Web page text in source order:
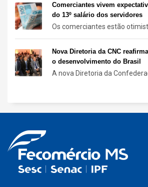
Comerciantes vivem
do 13º salário dos servidores
Os comerciantes estão
Nova Diretoria da CNC
o desenvolvimento do Brasil
A nova Diretoria da